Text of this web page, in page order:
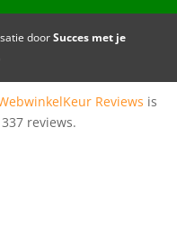
doorSucces met je
Reviews is
reviews.